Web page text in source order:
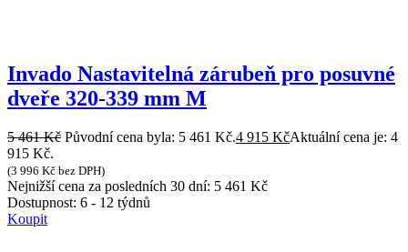
Invado Nastavitelná zárubeň pro posuvné
dveře 320-339 mm M
5 461Kč Původní cena byla: 5 461 Kč.4 915 KčAktuální cena je: 4
915 Kč.
(3 996 Kč bez DPH)
Nejnižší cena za posledních 30 dní: 5 461 Kč
Dostupnost: 6 - 12 týdnů
Koupit